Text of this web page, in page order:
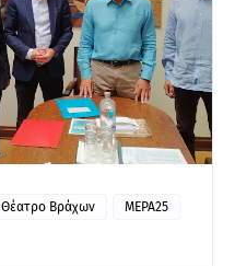
Θέατρο Βράχων
ΜΕΡΑ25